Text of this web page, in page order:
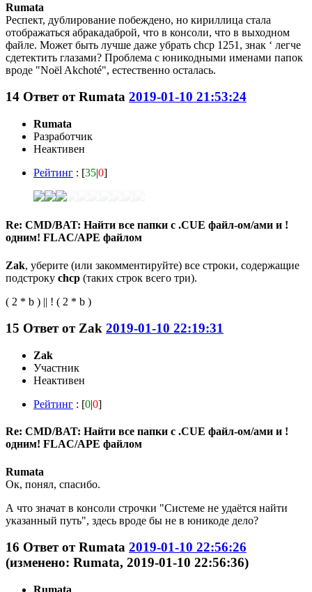
Rumata
Респект, дублирование побеждено, но кириллица стала
отображаться абракадаброй, что в консоли, что в выходном
файле. Может быть лучше даже убрать chcp 1251, знак ‘ легче
сдетектить глазами? Проблема с юникодными именами папок
вроде "Noël Akchoté", естественно осталась.
14 Ответ отRumata 2019-01-10 21:53:24
Rumata
Разработчик
Неактивен
Рейтинг : [35|0]
Re: CMD/BAT: Найти все папки с .CUE файл-ом/ами и !
одним! FLAC/APE файлом
Zak, уберите (или закомментируйте) все строки, содержащие
подстроку chcp (таких строк всего три).
( 2 * b ) || ! ( 2 * b )
15 Ответ отZak 2019-01-10 22:19:31
Zak
Участник
Неактивен
Рейтинг : [0|0]
Re: CMD/BAT: Найти все папки с .CUE файл-ом/ами и !
одним! FLAC/APE файлом
Rumata
Ок, понял, спасибо.
А что значат в консоли строчки "Системе не удаётся найти
указанный путь", здесь вроде бы не в юникоде дело?
16 Ответ отRumata 2019-01-10 22:56:26
(изменено: Rumata, 2019-01-10 22:56:36)
Rumata